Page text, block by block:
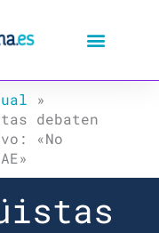
»
debaten
«No